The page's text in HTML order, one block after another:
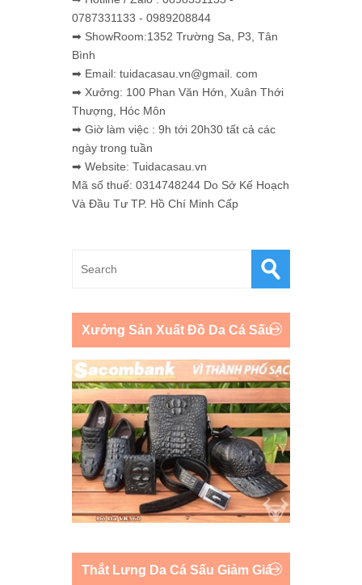
0787331133 - 0989208844
➡ ShowRoom:1352 Trường Sa, P3, Tân
Bình
➡ Email: tuidacasau.vn@gmail. com
➡ Xưởng: 100 Phan Văn Hớn, Xuân Thới
Thượng, Hóc Môn
➡ Giờ làm việc : 9h tới 20h30 tất cả các
ngày trong tuần
➡ Website: Tuidacasau.vn
Mã số thuế: 0314748244 Do Sở Kế Hoạch
Và Đầu Tư TP. Hồ Chí Minh Cấp
Xưởng Sản Xuất Đồ Da Cá Sấu
Thắt Lưng Da Cá Sấu Giảm Giá